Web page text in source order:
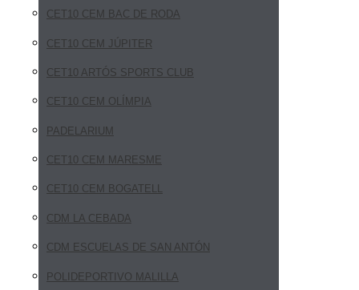
CET10 CEM BAC DE RODA
CET10 CEM JÚPITER
CET10 ARTÓS SPORTS CLUB
CET10 CEM OLÍMPIA
PADELARIUM
CET10 CEM MARESME
CET10 CEM BOGATELL
CDM LA CEBADA
CDM ESCUELAS DE SAN ANTÓN
POLIDEPORTIVO MALILLA